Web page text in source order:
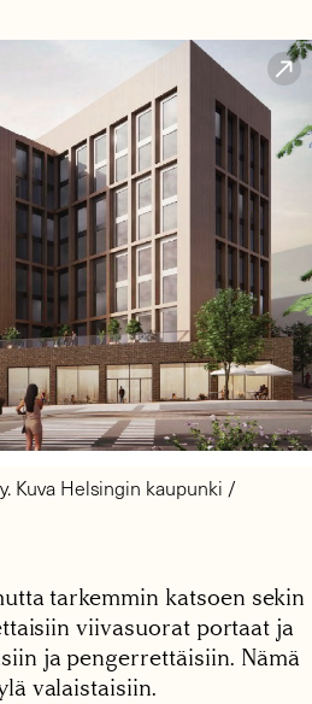

Kuva Helsingin kaupunki /
tarkemmin katsoen sekin
viivasuorat portaat ja
ja pengerrettäisiin. Nämä
valaistaisiin.